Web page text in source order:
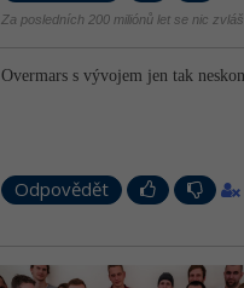
Za posledních 200 miliónů let se nic
Overmars s vývojem jen tak
Odpovědět